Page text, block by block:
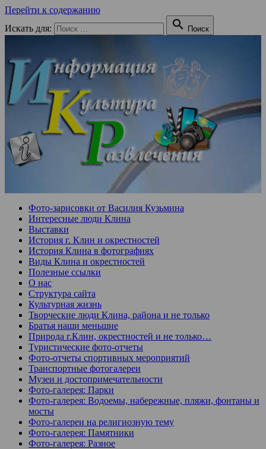
Перейти к содержанию
Искать для:
 Поиск
Фото-зарисовки от Василия Кузьмина
Интересные люди Клина
Выставки
История г. Клин и окрестностей
История Клина в фотографиях
Виды Клина и окрестностей
Полезные ссылки
О нас
Структура сайта
Культурная жизнь
Творческие люди Клина, района и не только
Братья наши меньшие
Природа г.Клин, окрестностей и не только…
Туристические фото-отчеты
Фото-отчеты спортивных мероприятий
Транспортные фотогалереи
Музеи и достопримечательности
Фото-галерея: Парки
Фото-галерея: Водоемы, набережные, пляжи, фонтаны и
мосты
Фото-галереи на религиозную тему
Фото-галерея: Памятники
Фото-галерея: Разное